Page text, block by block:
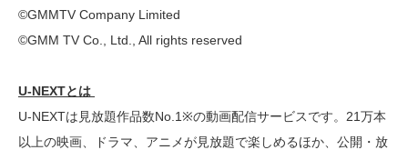
©GMMTV Company Limited
©GMM TV Co., Ltd., All rights reserved
U-NEXTとは
U-NEXTは見放題作品数No.1※の動画配信サービスです。21万本
以上の映画、ドラマ、アニメが見放題で楽しめるほか、公開・放